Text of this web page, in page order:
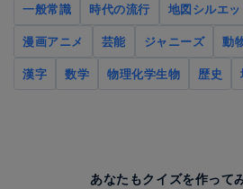
一般常識 時代の流行 地図シルエッ
漫画アニメ
芸能 ジャニーズ 動
漢字
数学 物理化学生物 歴史
あなたもクイズを作って